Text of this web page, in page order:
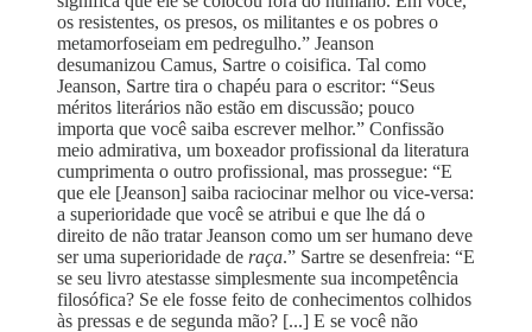
os resistentes, os presos, os militantes e os pobres o
metamorfoseiam em pedregulho.” Jeanson
desumanizou Camus, Sartre o coisifica. Tal como
Jeanson, Sartre tira o chapéu para o escritor: “Seus
méritos literários não estão em discussão; pouco
importa que você saiba escrever melhor.” Confissão
meio admirativa, um boxeador profissional da literatura
cumprimenta o outro profissional, mas prossegue: “E
que ele [Jeanson] saiba raciocinar melhor ou vice-versa:
a superioridade que você se atribui e que lhe dá o
direito de não tratar Jeanson como um ser humano deve
ser uma superioridade de raça.” Sartre se desenfreia: “E
se seu livro atestasse simplesmente sua incompetência
filosófica? Se ele fosse feito de conhecimentos colhidos
às pressas e de segunda mão? [...] E se você não